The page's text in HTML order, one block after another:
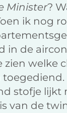
Minister?
ik nog
in de
zien welke
toegediend.
stofje lijkt
van de